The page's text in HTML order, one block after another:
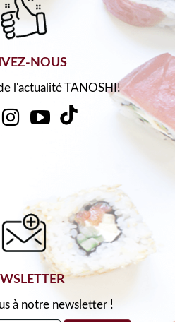
NOUS
l'actualité TANOSHI!
à notre newsletter !